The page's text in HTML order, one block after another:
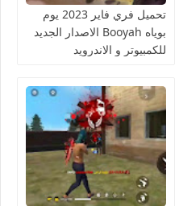
تحميل فري فاير 2023 يوم
بوياه Booyah الاصدار الجديد
للكمبيوتر و الاندرويد